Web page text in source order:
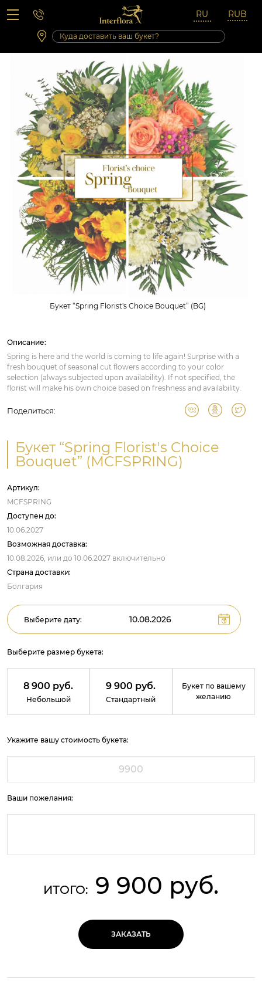
Вопросы-ответы
Сб 10:00 ‐ 14:00
Выходные и праздничные дни
Букет “Spring Florist's Choice Bouquet” (BG)
Описание:
Spring is here and the world is coming to life again! Surprise with a
fresh bouquet of seasonal cut flowers according to your color
selection (always subjected upon availability). If not specified, the
florist will make his own choice based on freshness and availability.
Поделиться:
Букет “Spring Florist's Choice
Bouquet” (MCFSPRING)
Артикул:
MCFSPRING
Доступен до:
10.06.2027
Возможная доставка:
10.08.2026, или до 10.06.2027 включительно
Страна доставки:
Болгария
Выберите дату:
Выберите размер букета:
8 900 руб.
Небольшой
9 900 руб.
Стандартный
Букет по вашему
желанию
Укажите вашу стоимость букета:
Ваши пожелания:
ИТОГО: 9 900 руб.
ЗАКАЗАТЬ